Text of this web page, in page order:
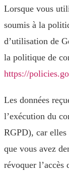
Lorsque vous
soumis à la
d’utilisation de
la politique de
https://
Les données
l’exécution du
RGPD), car elles
que vous avez
révoquer